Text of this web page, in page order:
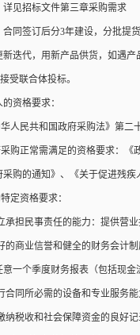
详见招标文件第三章采购需求
合同签订后分3年建设，分批提
新迭代，用新产品供货，如遇
受联合体投标。
资格要求：
人民共和国政府采购法》第二
购正常需满足的资格要求：
采购的通知》、《关于促进残
定资格要求：
承担民事责任的能力：提供营
的商业信誉和健全的财务会计
意一个季度财务报表（包括现
合同所必需的设备和专业服务
纳税收和社会保障资金的良好